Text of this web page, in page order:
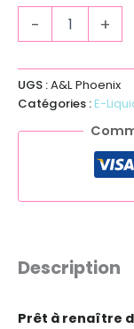
- +
UGS :A&L Phoenix
Catégories : E-
Description
Prêt à renaître